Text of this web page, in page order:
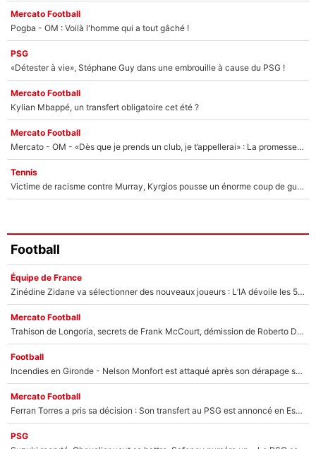
Mercato Football
Pogba - OM : Voilà l'homme qui a tout gâché !
PSG
«Détester à vie», Stéphane Guy dans une embrouille à cause du PSG !
Mercato Football
Kylian Mbappé, un transfert obligatoire cet été ?
Mercato Football
Mercato - OM - «Dès que je prends un club, je t’appellerai» : La promesse de Marcelino au moment de claquer la porte
Tennis
Victime de racisme contre Murray, Kyrgios pousse un énorme coup de gueule !
Football
Équipe de France
Zinédine Zidane va sélectionner des nouveaux joueurs : L’IA dévoile les 5 cracks qui pourraient rapidement le rejoindre en équipe de France !
Mercato Football
Trahison de Longoria, secrets de Frank McCourt, démission de Roberto De Zerbi : Medhi Benatia se lâche sur son départ de l'OM et fait d'importantes révélations
Football
Incendies en Gironde - Nelson Monfort est attaqué après son dérapage sur CNews : «Et lui, il prend combien pour parler dans un studio climatisé?»
Mercato Football
Ferran Torres a pris sa décision : Son transfert au PSG est annoncé en Espagne !
PSG